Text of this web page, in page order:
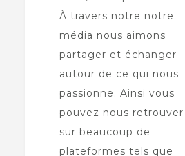
À travers notre notre
média nous aimons
partager et échanger
autour de ce qui nous
passionne. Ainsi vous
pouvez nous retrouver
sur beaucoup de
plateformes tels que